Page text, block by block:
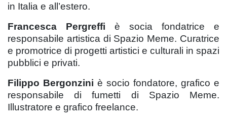
in Italia e all’estero.
Francesca Pergreffi è socia fondatrice e
responsabile artistica di Spazio Meme. Curatrice
e promotrice di progetti artistici e culturali in spazi
pubblici e privati.
Filippo Bergonzini è socio fondatore, grafico e
responsabile di fumetti di Spazio Meme.
Illustratore e grafico freelance.